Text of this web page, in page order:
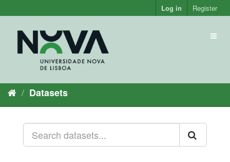
to
Log in Register
Datasets